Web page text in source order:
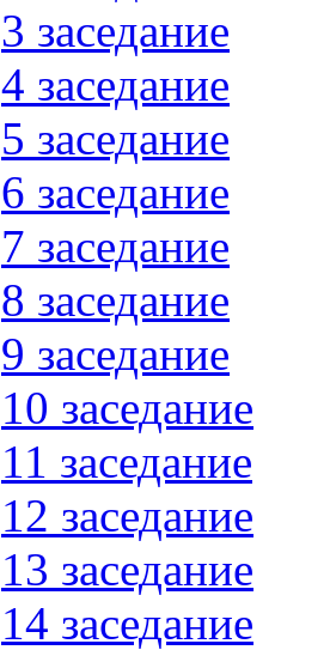
3 заседание
4 заседание
5 заседание
6 заседание
7 заседание
8 заседание
9 заседание
10 заседание
11 заседание
12 заседание
13 заседание
14 заседание